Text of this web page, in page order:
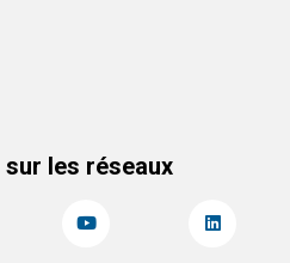
sur les réseaux